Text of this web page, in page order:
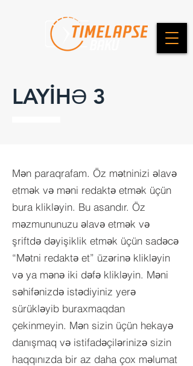
LAYİHƏ 3
Mən paraqrafam. Öz mətninizi əlavə
etmək və məni redaktə etmək üçün
bura klikləyin. Bu asandır. Öz
məzmununuzu əlavə etmək və
şriftdə dəyişiklik etmək üçün sadəcə
“Mətni redaktə et” üzərinə klikləyin
və ya mənə iki dəfə klikləyin. Məni
səhifənizdə istədiyiniz yerə
sürükləyib buraxmaqdan
çekinmeyin. Mən sizin üçün hekayə
danışmaq və istifadəçilərinizə sizin
haqqınızda bir az daha çox məlumat